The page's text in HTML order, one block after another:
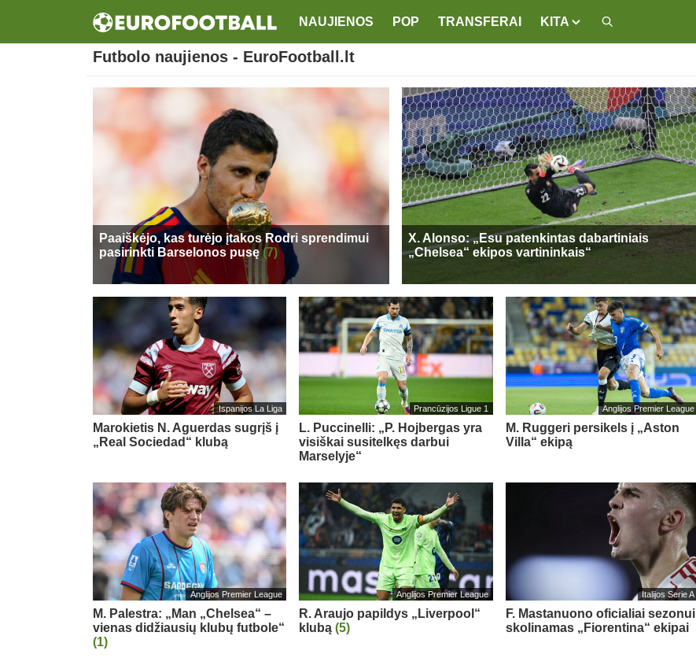
NAUJIENOS POP TRANSFERAI KITA
Futbolo naujienos - EuroFootball.lt
Paaiškėjo, kas turėjo įtakos Rodri sprendimui
pasirinkti Barselonos pusę(7)
X. Alonso: „Esu patenkintas dabartiniais
„Chelsea“ ekipos vartininkais“
Ispanijos La Liga
Marokietis N. Aguerdas sugrįš į
„Real Sociedad“ klubą
Prancūzijos Ligue 1
L. Puccinelli: „P. Hojbergas yra
visiškai susitelkęs darbui
Marselyje“
Anglijos Premier League
M. Ruggeri persikels į „Aston
Villa“ ekipą
Anglijos Premier League
M. Palestra: „Man „Chelsea“ –
vienas didžiausių klubų futbole“
(1)
Anglijos Premier League
R. Araujo papildys „Liverpool“
klubą(5)
Italijos Serie A
F. Mastanuono oficialiai sezonui
skolinamas „Fiorentina“ ekipai